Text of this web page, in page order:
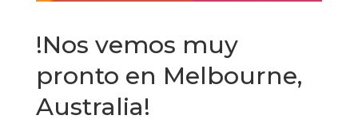
!Nos vemos muy
pronto en Melbourne,
Australia!